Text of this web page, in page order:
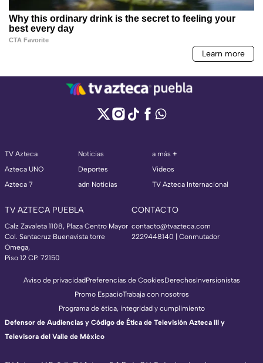
TV Azteca
Azteca UNO
Azteca 7
Noticias
Deportes
adn Noticias
a más +
Videos
TV Azteca Internacional
TV AZTECA PUEBLA
Calz Zavaleta 1108, Plaza Centro Mayor
Col. Santacruz Buenavista torre
Omega,
Piso 12 CP. 72150
CONTACTO
contacto@tvazteca.com
2229448140 | Conmutador
Aviso de privacidadPreferencias de CookiesDerechosInversionistas
Promo EspacioTrabaja con nosotros
Programa de ética, integridad y cumplimiento
Defensor de Audiencias y Código de Ética de Televisión Azteca III y
Televisora del Valle de México